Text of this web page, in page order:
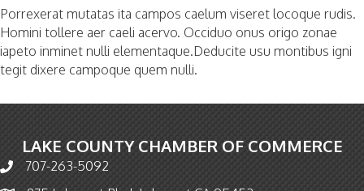
Porrexerat mutatas ita campos caelum viseret locoque rudis.
Homini tollere aer caeli acervo. Occiduo onus origo zonae
iapeto inminet nulli elementaque.Deducite usu montibus igni
tegit dixere campoque quem nulli.
LAKE COUNTY CHAMBER OF COMMERCE
Phone icon and link
707-263-5092